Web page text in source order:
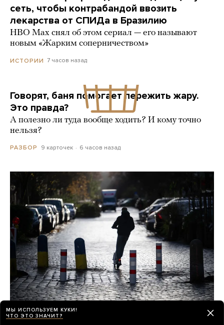
сеть, чтобы контрабандой ввозить
лекарства от СПИДа в Бразилию
HBO Max снял об этом сериал — его называют
новым «Жарким соперничеством»
ИСТОРИИ 7 часов назад
Говорят, баня помогает пережить жару.
Это правда?
А полезно ли туда вообще ходить? И кому точно
нельзя?
РАЗБОР 9 карточек 6 часов назад
Электросамокаты опасны?
МЫ ИСПОЛЬЗУЕМ КУКИ!
ЧТО ЭТО ЗНАЧИТ?